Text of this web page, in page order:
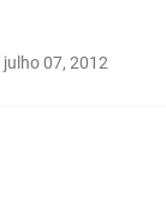
julho 07, 2012